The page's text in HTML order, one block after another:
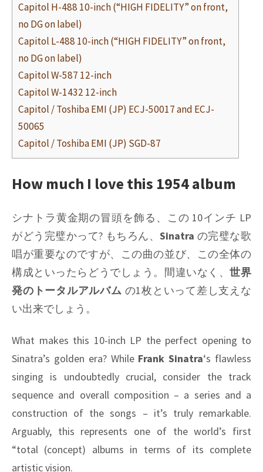
Capitol H-488 10-inch (“HIGH FIDELITY” on front,
no DG on label)
Capitol L-488 10-inch (“HIGH FIDELITY” on front,
no DG on label)
Capitol W-587 12-inch
Capitol W-1432 12-inch
Capitol / Toshiba EMI (JP) ECJ-50017 and ECJ-
50065
Capitol / Toshiba EMI (JP) SGD-87
How much I love this 1954 album
シナトラ黄金期の冒頭を飾る、この 10インチ LP
がどう完璧かって? もちろん、Sinatra の完璧な歌
唱が重要なのですが、この曲の並び、この全体の
構成といったらどうでしょう。間違いなく、世界
発のトータルアルバム の1枚といって差し支えな
い出来でしょう。
What makes this 10-inch LP the perfect opening to
Sinatra’s golden era? While Frank Sinatra‘s flawless
singing is undoubtedly crucial, consider the track
sequence and overall composition – a series and a
construction of the songs – it’s truly remarkable.
Arguably, this represents one of the world’s first
“total (concept) albums in terms of its complete
artistic vision.